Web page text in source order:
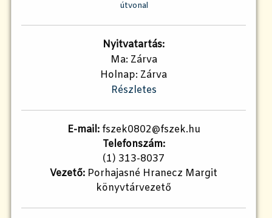
útvonal
Nyitvatartás:
Ma: Zárva
Holnap: Zárva
Részletes
E-mail:fszek0802@fszek.hu
Telefonszám:
(1) 313-8037
Vezető: Porhajasné Hranecz Margit
könyvtárvezető